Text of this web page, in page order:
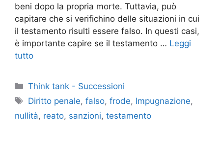
beni dopo la propria morte. Tuttavia, può
capitare che si verifichino delle situazioni in cui
il testamento risulti essere falso. In questi casi,
è importante capire se il testamento … Leggi
tutto
Categorie
Think tank - Successioni
Tag
Diritto penale,falso,frode, Impugnazione,
nullità, reato, sanzioni, testamento